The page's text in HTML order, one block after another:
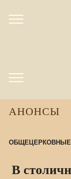
АНОНСЫ
центр
ОБЩЕЦЕРКОВНЫЕ
В